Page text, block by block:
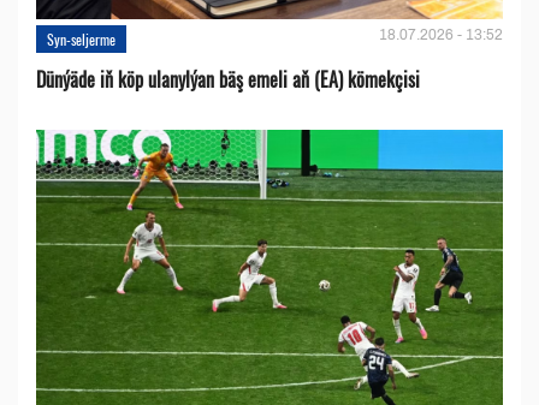
Syn-seljerme 18.07.2026 - 13:52
Dünýäde iň köp ulanylýan bäş emeli aň (EA) kömekçisi